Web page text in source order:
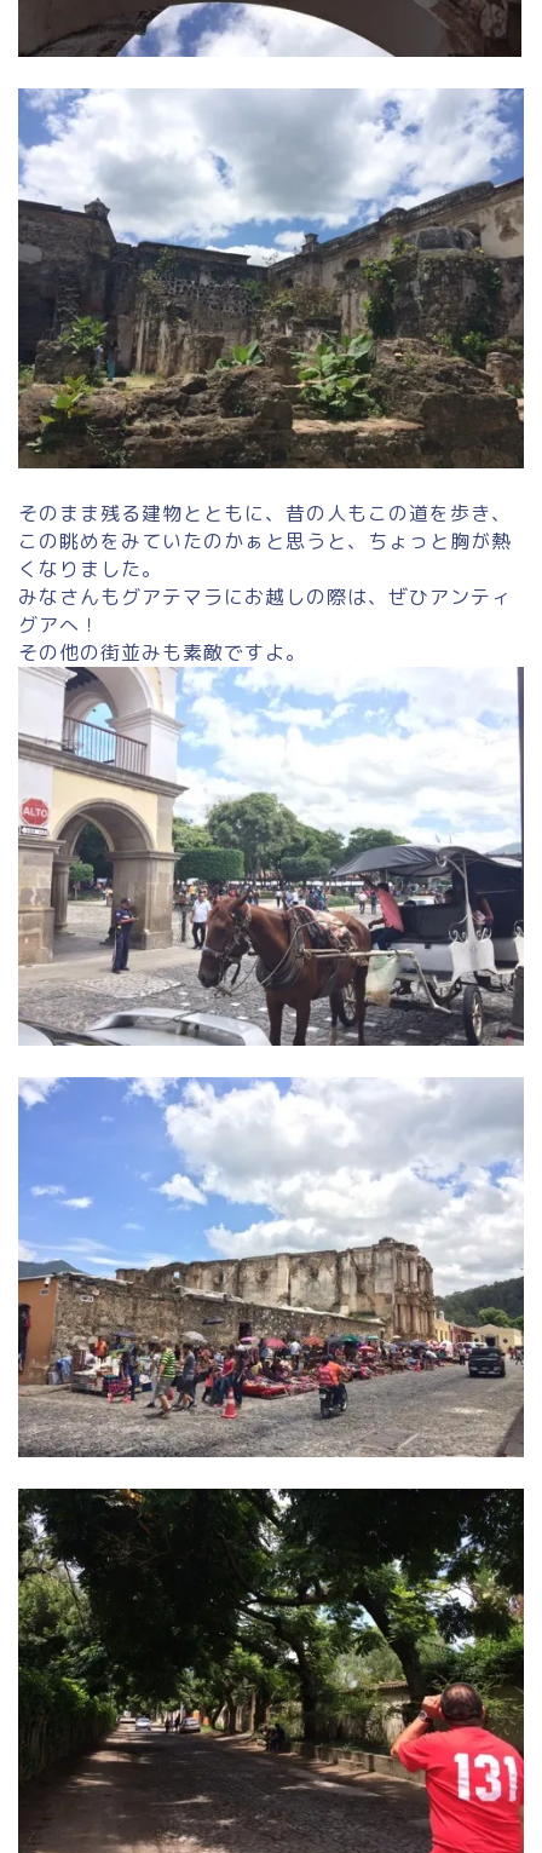
そのまま残る建物とともに、昔の人もこの道を歩き、
この眺めをみていたのかぁと思うと、ちょっと胸が熱
くなりました。
みなさんもグアテマラにお越しの際は、ぜひアンティ
グアへ！
その他の街並みも素敵ですよ。